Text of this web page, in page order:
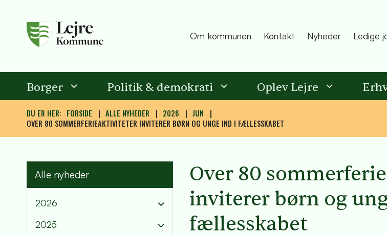
Om kommunen Kontakt Nyheder Ledige
Borger Politik & demokrati Oplev Lejre
DU ER HER: FORSIDE ALLE NYHEDER 2026
JUN
OVER 80 SOMMERFERIEAKTIVITETER INVITERER BØRN OG UNGE IND I FÆLLESSKABET
Alle nyheder
2026
2025
Over 80
inviterer børn og
fællesskabet